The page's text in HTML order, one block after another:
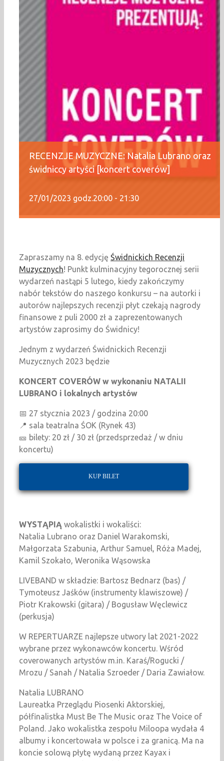
RECENZJE MUZYCZNE: Natalia Lubrano oraz
świdniccy artyści [koncert coverów]
27/01/2023 godz.20:00 - 21:30
Zapraszamy na 8. edycję Świdnickich Recenzji
Muzycznych! Punkt kulminacyjny tegorocznej serii
wydarzeń nastąpi 5 lutego, kiedy zakończymy
nabór tekstów do naszego konkursu – na autorki i
autorów najlepszych recenzji płyt czekają nagrody
finansowe z puli 2000 zł a zaprezentowanych
artystów zaprosimy do Świdnicy!
Jednym z wydarzeń Świdnickich Recenzji
Muzycznych 2023 będzie
KONCERT COVERÓW w wykonaniu NATALII
LUBRANO i lokalnych artystów
📅 27 stycznia 2023 / godzina 20:00
📍 sala teatralna ŚOK (Rynek 43)
🎫 bilety: 20 zł / 30 zł (przedsprzedaż / w dniu
koncertu)
KUP BILET
WYSTĄPIĄ wokalistki i wokaliści:
Natalia Lubrano oraz Daniel Warakomski,
Małgorzata Szabunia, Arthur Samuel, Róża Madej,
Kamil Szokało, Weronika Wąsowska
LIVEBAND w składzie: Bartosz Bednarz (bas) /
Tymoteusz Jaśków (instrumenty klawiszowe) /
Piotr Krakowski (gitara) / Bogusław Węclewicz
(perkusja)
W REPERTUARZE najlepsze utwory lat 2021-2022
wybrane przez wykonawców koncertu. Wśród
coverowanych artystów m.in. Karaś/Rogucki /
Mrozu / Sanah / Natalia Szroeder / Daria Zawiałow.
Natalia LUBRANO
Laureatka Przeglądu Piosenki Aktorskiej,
półfinalistka Must Be The Music oraz The Voice of
Poland. Jako wokalistka zespołu Miloopa wydała 4
albumy i koncertowała w polsce i za granicą. Ma na
koncie solową płytę wydaną przez Kayax i